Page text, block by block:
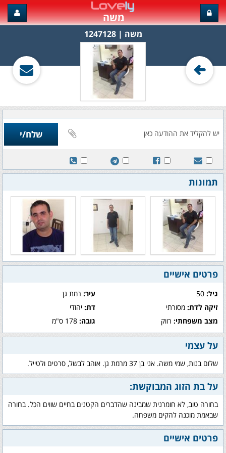
משה
משה‏ | 1247128
תמונות
פרטים אישיים
גיל: עיר:רמת גן
זיקה לדת: מסורתי דת:יהודי
מצב משפחתי: רווק גובה:178 ס"מ
על עצמי
שלום בנות, שמי משה. אני בן 37 מרמת גן. אוהב לבשל, סרטים ולטייל.
על בת הזוג המבוקשת:
בחורה טוב, לא חומרנית שמבינה שהדברים הקטנים בחיים שווים הכל. בחורה
שבאמת מוכנה להקים משפחה.
פרטים אישיים